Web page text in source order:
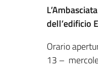
dell’edificio
Orario
13 –